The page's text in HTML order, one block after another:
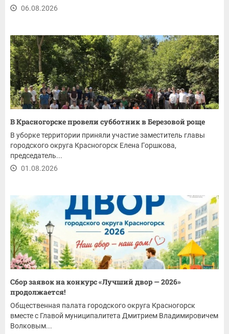
06.08.2026
В Красногорске провели субботник в Березовой роще
В уборке территории приняли участие заместитель главы
городского округа Красногорск Елена Горшкова,
председатель...
01.08.2026
Сбор заявок на конкурс «Лучший двор — 2026»
продолжается!
Общественная палата городского округа Красногорск
вместе с Главой муниципалитета Дмитрием Владимировичем
Волковым...